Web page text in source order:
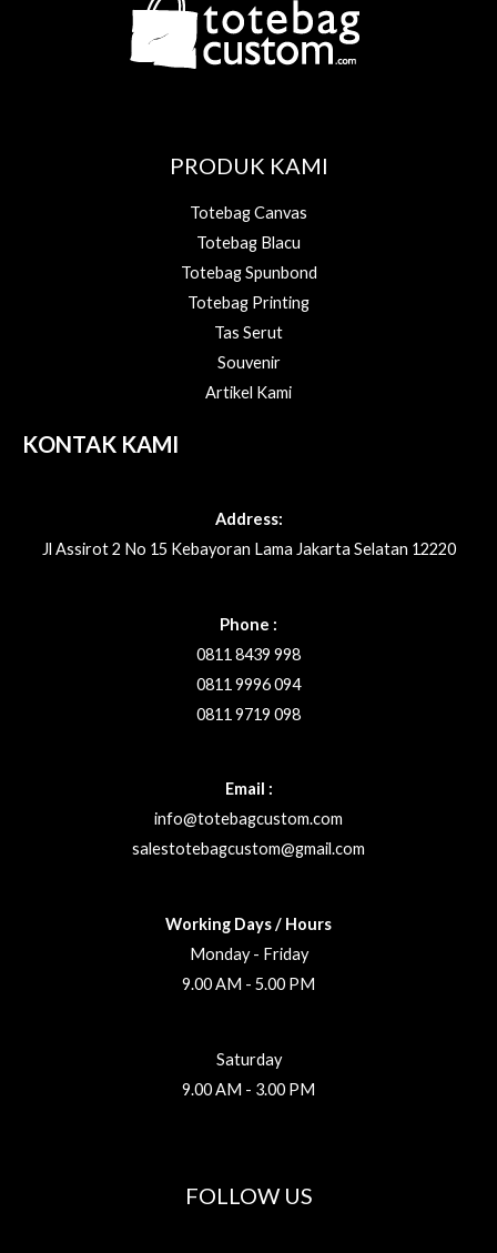
PRODUK KAMI
Totebag Canvas
Totebag Blacu
Totebag Spunbond
Totebag Printing
Tas Serut
Souvenir
Artikel Kami
KONTAK KAMI
Address:
Jl Assirot 2 No 15 Kebayoran Lama Jakarta Selatan 12220
Phone :
0811 8439 998
0811 9996 094
0811 9719 098
Email :
info@totebagcustom.com
salestotebagcustom@gmail.com
Working Days / Hours
Monday - Friday
9.00 AM - 5.00 PM
Saturday
9.00 AM - 3.00 PM
FOLLOW US